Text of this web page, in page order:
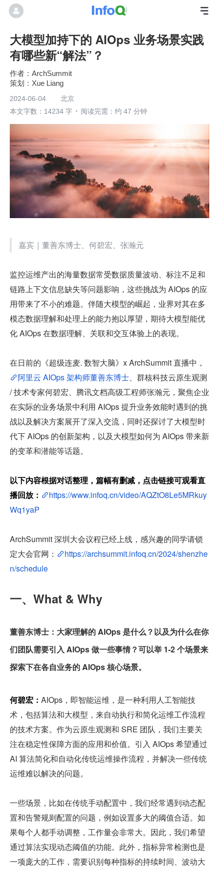
大模型加持下的 AIOps 业务场景实践
有哪些新“解法”？
ArchSummit
Xue Liang
2024-06-04
北京
本文字数：14234 字
阅读完需：约 47 分钟
嘉宾｜董善东博士、何碧宏、张瀚元
监控运维产出的海量数据常受数据质量波动、标注不足和
链路上下文信息缺失等问题影响，这些挑战为 AIOps 的应
用带来了不小的难题。伴随大模型的崛起，业界对其在多
模态数据理解和处理上的能力抱以厚望，期待大模型能优
化 AIOps 在数据理解、关联和交互体验上的表现。
在日前的《超级连麦. 数智大脑》x ArchSummit 直播中，
阿里云 AIOps 架构师董善东博士、群核科技云原生观测
/ 技术专家何碧宏、腾讯文档高级工程师张瀚元，聚焦企业
在实际的业务场景中利用 AIOps 提升业务效能时遇到的挑
战以及解决方案展开了深入交流，同时还探讨了大模型时
代下 AIOps 的创新架构，以及大模型如何为 AIOps 带来新
的变革和潜能等话题。
以下内容根据对话整理，篇幅有删减，点击链接可观看直
播回放：
https://www.infoq.cn/video/AQZtO8Le5MRkuy
Wq1yaP
ArchSummit 深圳大会议程已经上线，感兴趣的同学请锁
定大会官网：
https://archsummit.infoq.cn/2024/shenzhe
n/schedule
一、What & Why
董善东博士：大家理解的 AIOps 是什么？以及为什么在你
们团队需要引入 AIOps 做一些事情？可以举 1-2 个场景来
探索下在各自业务的 AIOps 核心场景。
何碧宏： AIOps，即智能运维，是一种利用人工智能技
术，包括算法和大模型，来自动执行和简化运维工作流程
的技术方案。作为云原生观测和 SRE 团队，我们主要关
注在稳定性保障方面的应用和价值。引入 AIOps 希望通过
AI 算法简化和自动化传统运维操作流程，并解决一些传统
运维难以解决的问题。
一些场景，比如在传统手动配置中，我们经常遇到动态配
置和告警规则配置的问题，例如设置多大的阈值合适。如
果每个人都手动调整，工作量会非常大。因此，我们希望
通过算法实现动态阈值的功能。此外，指标异常检测也是
一项庞大的工作，需要识别每种指标的持续时间、波动大